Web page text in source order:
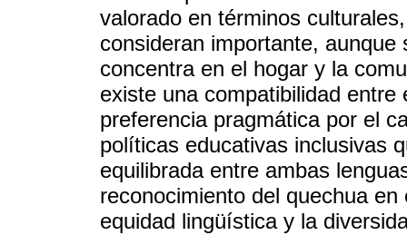
valorado en términos
consideran importante,
concentra en el hogar y la
existe una compatibilidad
preferencia pragmática por el
políticas educativas inclusivas
equilibrada entre ambas
reconocimiento del quechua
equidad lingüística y la